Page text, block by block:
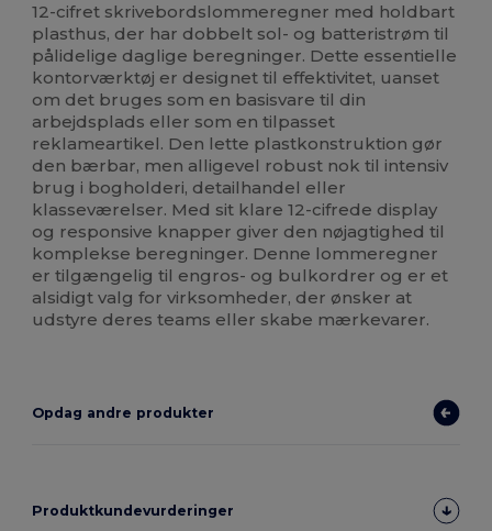
12-cifret skrivebordslommeregner med holdbart
plasthus, der har dobbelt sol- og batteristrøm til
pålidelige daglige beregninger. Dette essentielle
kontorværktøj er designet til effektivitet, uanset
om det bruges som en basisvare til din
arbejdsplads eller som en tilpasset
reklameartikel. Den lette plastkonstruktion gør
den bærbar, men alligevel robust nok til intensiv
brug i bogholderi, detailhandel eller
klasseværelser. Med sit klare 12-cifrede display
og responsive knapper giver den nøjagtighed til
komplekse beregninger. Denne lommeregner
er tilgængelig til engros- og bulkordrer og er et
alsidigt valg for virksomheder, der ønsker at
udstyre deres teams eller skabe mærkevarer.
Opdag andre produkter
Produktkundevurderinger